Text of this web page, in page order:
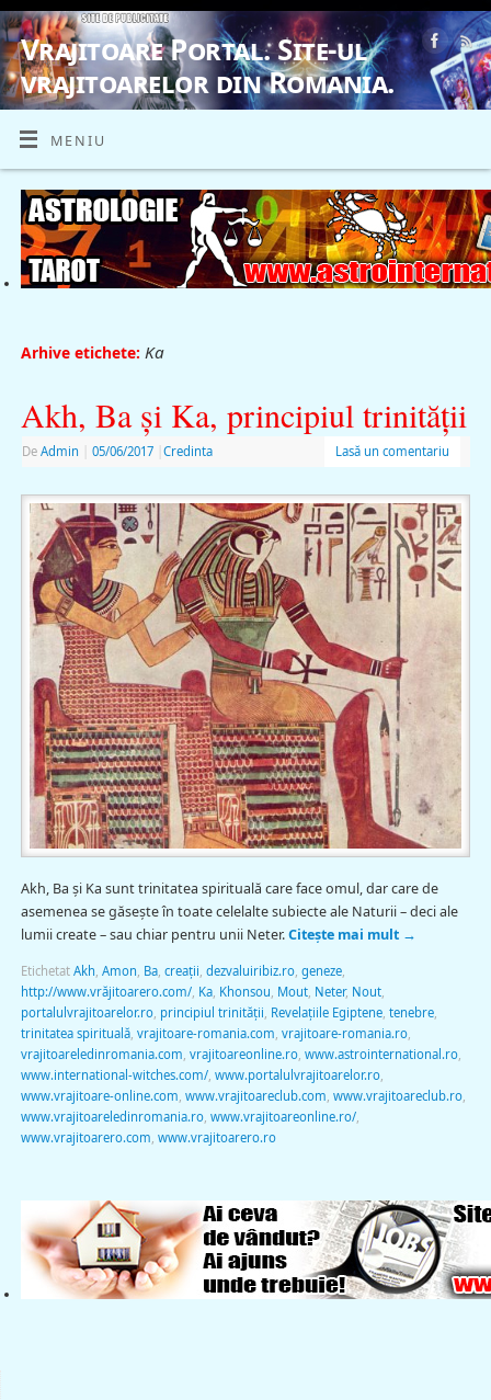
Vrajitoare Portal. Site-ul
vrajitoarelor din Romania.
VRAJITOARE, VRAJITOARELE, VRAJITOARE
MENIU
Arhive etichete: Ka
Akh, Ba şi Ka, principiul trinităţii
De Admin 05/06/2017 Credinta Lasă un comentariu
Akh, Ba şi Ka sunt trinitatea spirituală care face omul, dar care de
asemenea se găseşte în toate celelalte subiecte ale Naturii – deci ale
lumii create – sau chiar pentru unii Neter.Citește mai mult →
Etichetat Akh Amon Ba, creaţii dezvaluiribiz.ro, geneze,
http://www.vrăjitoarero.com/, Ka, Khonsou Mout, Neter, Nout,
portalulvrajitoarelor.ro, principiul trinităţii Revelaţiile Egiptene, tenebre,
trinitatea spirituală, vrajitoare-romania.com vrajitoare-romania.ro,
vrajitoareledinromania.com vrajitoareonline.ro, www.astrointernational.ro,
www.international-witches.com/, www.portalulvrajitoarelor.ro,
www.vrajitoare-online.com www.vrajitoareclub.com www.vrajitoareclub.ro,
www.vrajitoareledinromania.ro, www.vrajitoareonline.ro/,
www.vrajitoarero.com www.vrajitoarero.ro